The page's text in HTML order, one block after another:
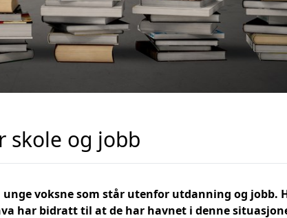
skole og jobb
voksne som står utenfor utdanning og jobb.
har bidratt til at de har havnet i denne